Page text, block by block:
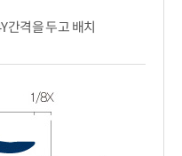
간격을 두고 배치